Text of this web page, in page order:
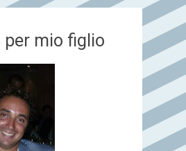
per mio figlio